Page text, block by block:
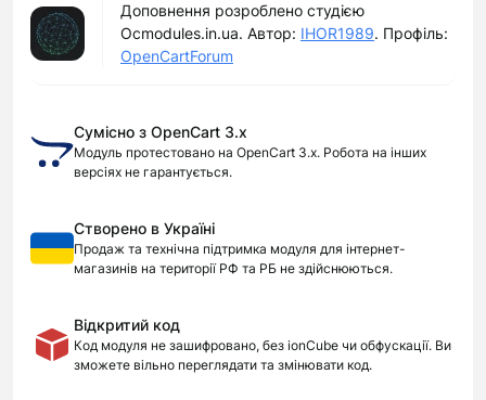
Доповнення розроблено студією
Ocmodules.in.ua. Автор: IHOR1989. Профіль:
OpenCartForum
Сумісно з OpenCart 3.x
Модуль протестовано на OpenCart 3.x. Робота на інших
версіях не гарантується.
Створено в Україні
Продаж та технічна підтримка модуля для інтернет-
магазинів на території РФ та РБ не здійснюються.
Відкритий код
Код модуля не зашифровано, без ionCube чи обфускації. Ви
зможете вільно переглядати та змінювати код.